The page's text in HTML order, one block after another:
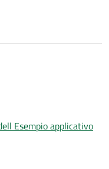
Esempio applicativo